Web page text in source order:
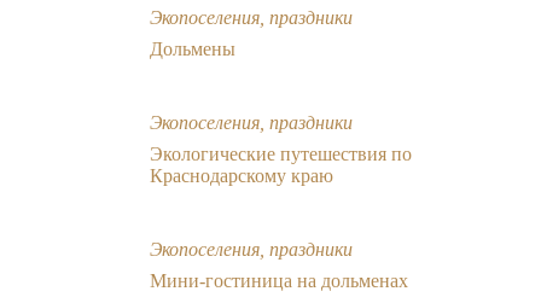
Экопоселения, праздники
Дольмены
Экопоселения, праздники
Экологические путешествия по
Краснодарскому краю
Экопоселения, праздники
Мини-гостиница на дольменах